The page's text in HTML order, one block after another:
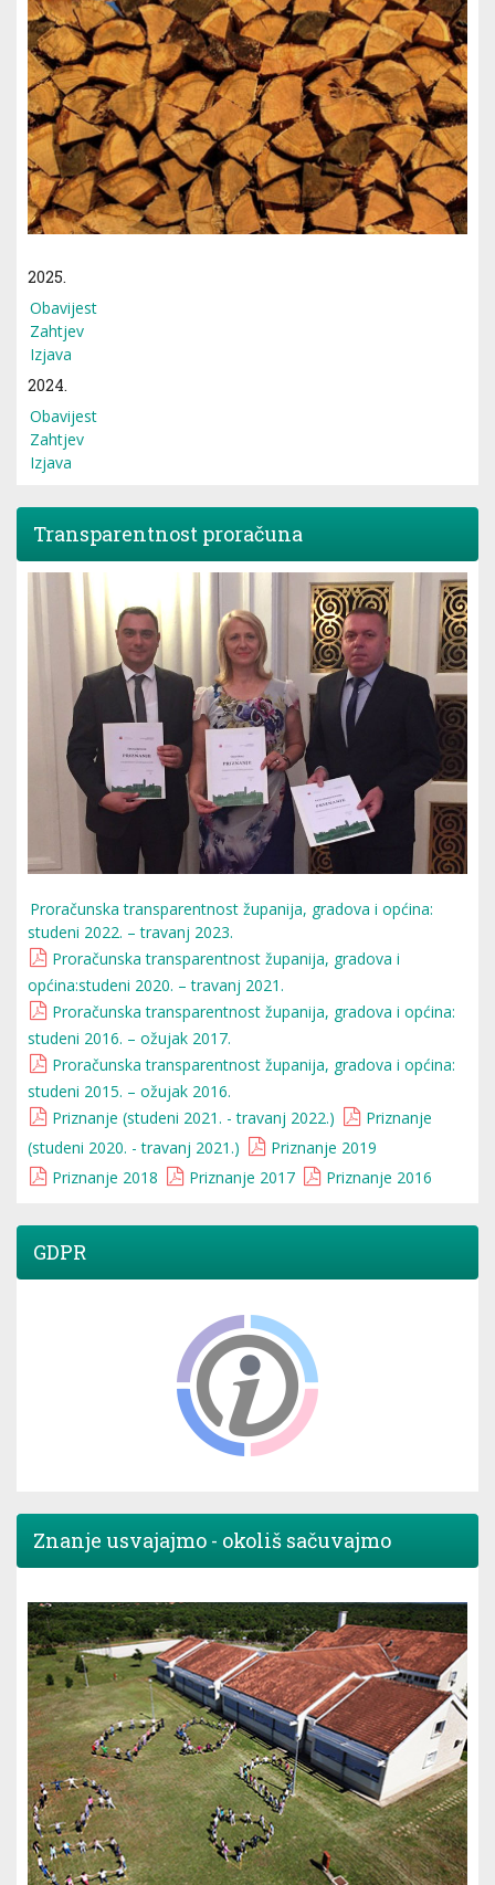
2025.
Obavijest
Zahtjev
Izjava
2024.
Obavijest
Zahtjev
Izjava
Transparentnost proračuna
Proračunska transparentnost županija, gradova i općina:
studeni 2022. – travanj 2023.
Proračunska transparentnost županija, gradova i
općina:studeni 2020. – travanj 2021.
Proračunska transparentnost županija, gradova i općina:
studeni 2016. – ožujak 2017.
Proračunska transparentnost županija, gradova i općina:
studeni 2015. – ožujak 2016.
Priznanje (studeni 2021. - travanj 2022.)
Priznanje
(studeni 2020. - travanj 2021.)
Priznanje 2019
Priznanje 2018
Priznanje 2017 Priznanje 2016
GDPR
Znanje usvajajmo - okoliš sačuvajmo